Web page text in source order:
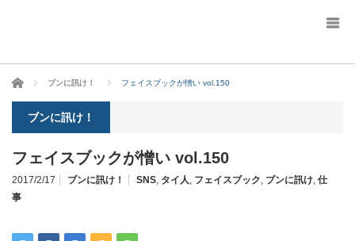
ホーム ブンに訊け！ フェイスブックが憎い vol.150
ブンに訊け！
フェイスブックが憎い vol.150
2017/2/17 ブンに訊け！ SNS, タイ人, フェイスブック, ブンに訊け, 仕
事